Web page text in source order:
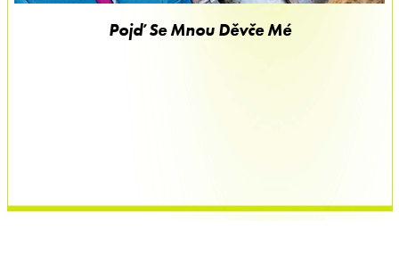
Pojď Se Mnou Děvče Mé